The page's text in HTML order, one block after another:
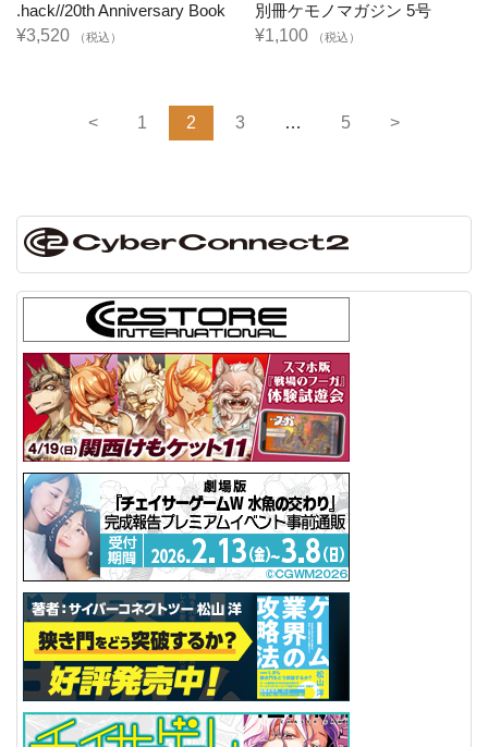
.hack//20th Anniversary Book
¥3,520
（税込）
別冊ケモノマガジン 5号
¥1,100
（税込）
< 1 2 3 … 5 >